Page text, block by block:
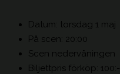
Datum: torsdag 1 maj
På scen: 20:00
Scen nedervåningen
Biljettpris förköp: 100:-